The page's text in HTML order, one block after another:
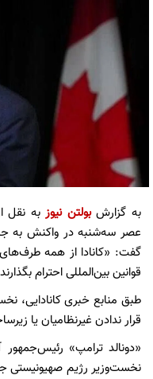
به گزارشبولتن نیوزبه نقل
عصر سه‌شنبه در واکنش به
گفت: «کانادا از همه طرف‌های
قوانین بین‌المللی احترام
طبق منابع خبری کانادایی،
قرار ندادن غیرنظامیان یا
«دونالد ترامپ» رئیس‌جمهور
نخست‌وزیر رژیم صهیونیستی